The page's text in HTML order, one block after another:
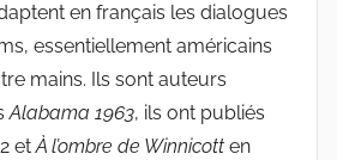
en français les dialogues
essentiellement américains
mains. Ils sont auteurs
Alabama 1963, ils ont publiés
etÀ l’ombre de Winnicott en